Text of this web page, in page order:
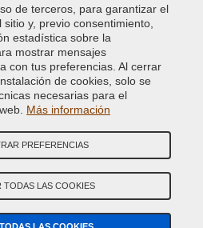
2026. All Rights Reserved.
E-COMIT
nuestras redes sociales
de terceros, para garantizar el
y, previo consentimiento,
estadística sobre la
mostrar mensajes
con tus preferencias. Al cerrar
de cookies, solo se
necesarias para el
Más información
PREFERENCIAS
TODAS LAS COOKIES